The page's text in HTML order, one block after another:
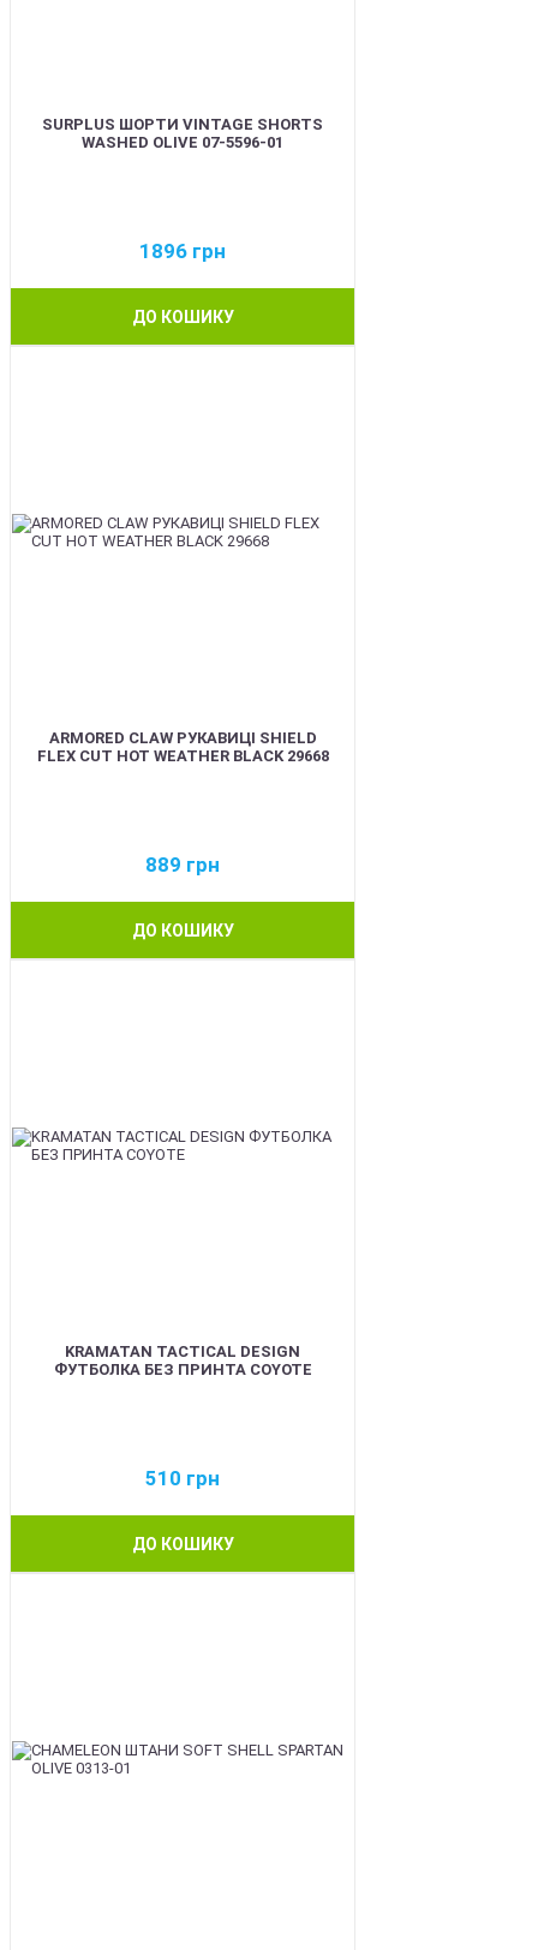
SURPLUS ШОРТИ VINTAGE SHORTS
WASHED OLIVE 07-5596-01
1896 грн
ДО КОШИКУ
ARMORED CLAW РУКАВИЦІ SHIELD
FLEX CUT HOT WEATHER BLACK 29668
889 грн
ДО КОШИКУ
KRAMATAN TACTICAL DESIGN
ФУТБОЛКА БЕЗ ПРИНТА COYOTE
510 грн
ДО КОШИКУ